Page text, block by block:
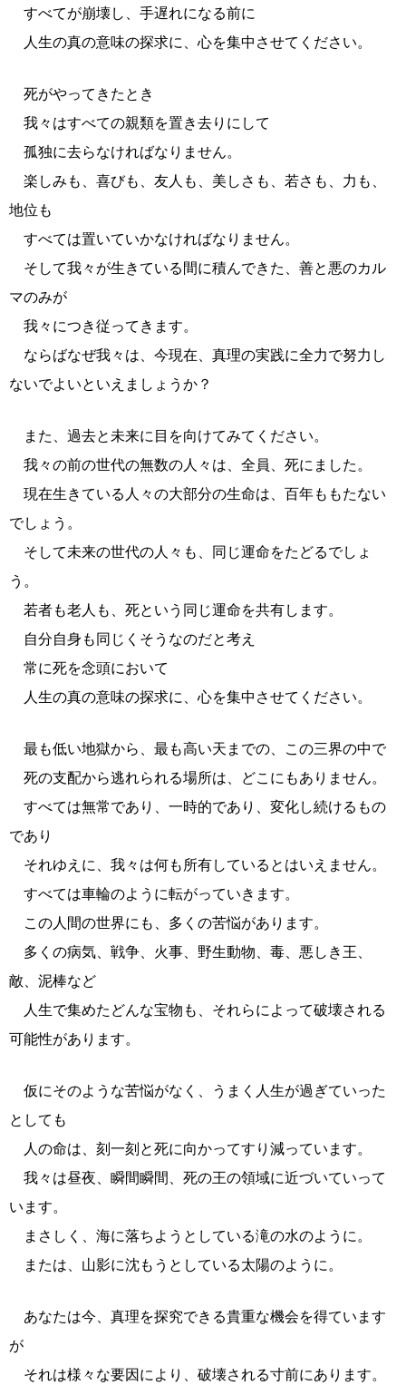
すべてが崩壊し、手遅れになる前に
人生の真の意味の探求に、心を集中させてください。
死がやってきたとき
我々はすべての親類を置き去りにして
孤独に去らなければなりません。
楽しみも、喜びも、友人も、美しさも、若さも、力も、
地位も
すべては置いていかなければなりません。
そして我々が生きている間に積んできた、善と悪のカル
マのみが
我々につき従ってきます。
ならばなぜ我々は、今現在、真理の実践に全力で努力し
ないでよいといえましょうか？
また、過去と未来に目を向けてみてください。
我々の前の世代の無数の人々は、全員、死にました。
現在生きている人々の大部分の生命は、百年ももたない
でしょう。
そして未来の世代の人々も、同じ運命をたどるでしょ
う。
若者も老人も、死という同じ運命を共有します。
自分自身も同じくそうなのだと考え
常に死を念頭において
人生の真の意味の探求に、心を集中させてください。
最も低い地獄から、最も高い天までの、この三界の中で
死の支配から逃れられる場所は、どこにもありません。
すべては無常であり、一時的であり、変化し続けるもの
であり
それゆえに、我々は何も所有しているとはいえません。
すべては車輪のように転がっていきます。
この人間の世界にも、多くの苦悩があります。
多くの病気、戦争、火事、野生動物、毒、悪しき王、
敵、泥棒など
人生で集めたどんな宝物も、それらによって破壊される
可能性があります。
仮にそのような苦悩がなく、うまく人生が過ぎていった
としても
人の命は、刻一刻と死に向かってすり減っています。
我々は昼夜、瞬間瞬間、死の王の領域に近づいていって
います。
まさしく、海に落ちようとしている滝の水のように。
または、山影に沈もうとしている太陽のように。
あなたは今、真理を探究できる貴重な機会を得ています
が
それは様々な要因により、破壊される寸前にあります。